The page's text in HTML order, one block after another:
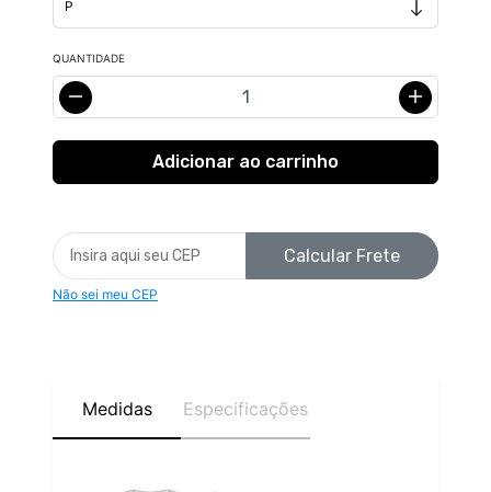
QUANTIDADE
Calcular Frete
Não sei meu CEP
Medidas Especificações